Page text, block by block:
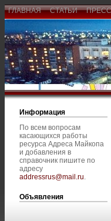
ГЛАВНАЯ СТАТЬИ
Информация
По всем вопросам
касающихся работы
ресурса Адреса Майкопа
и добавления в
справочник пишите по
адресу
addressrus@mail.ru.
Объявления